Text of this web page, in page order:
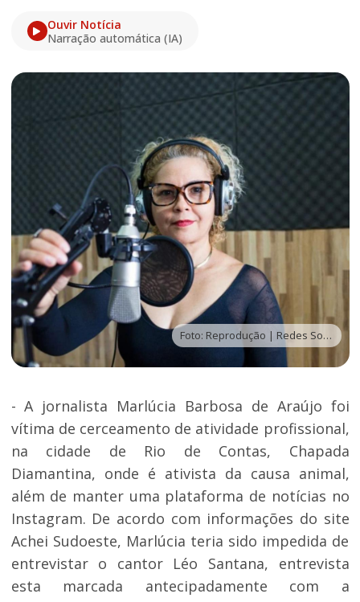
Ouvir Notícia
Narração automática (IA)
Foto: Reprodução | Redes Sociais
- A jornalista Marlúcia Barbosa de Araújo foi
vítima de cerceamento de atividade profissional,
na cidade de Rio de Contas, Chapada
Diamantina, onde é ativista da causa animal,
além de manter uma plataforma de notícias no
Instagram. De acordo com informações do site
Achei Sudoeste, Marlúcia teria sido impedida de
entrevistar o cantor Léo Santana, entrevista
esta marcada antecipadamente com a